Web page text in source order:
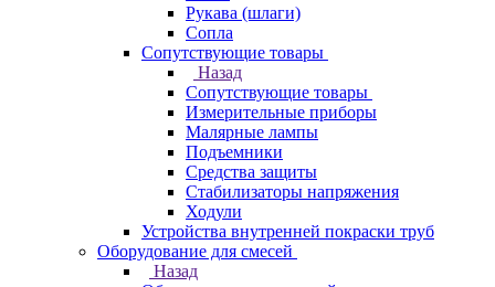
Рукава (шлаги)
Сопла
Сопутствующие товары
Назад
Сопутствующие товары
Измерительные приборы
Малярные лампы
Подъемники
Средства защиты
Стабилизаторы напряжения
Ходули
Устройства внутренней покраски труб
Оборудование для смесей
Назад